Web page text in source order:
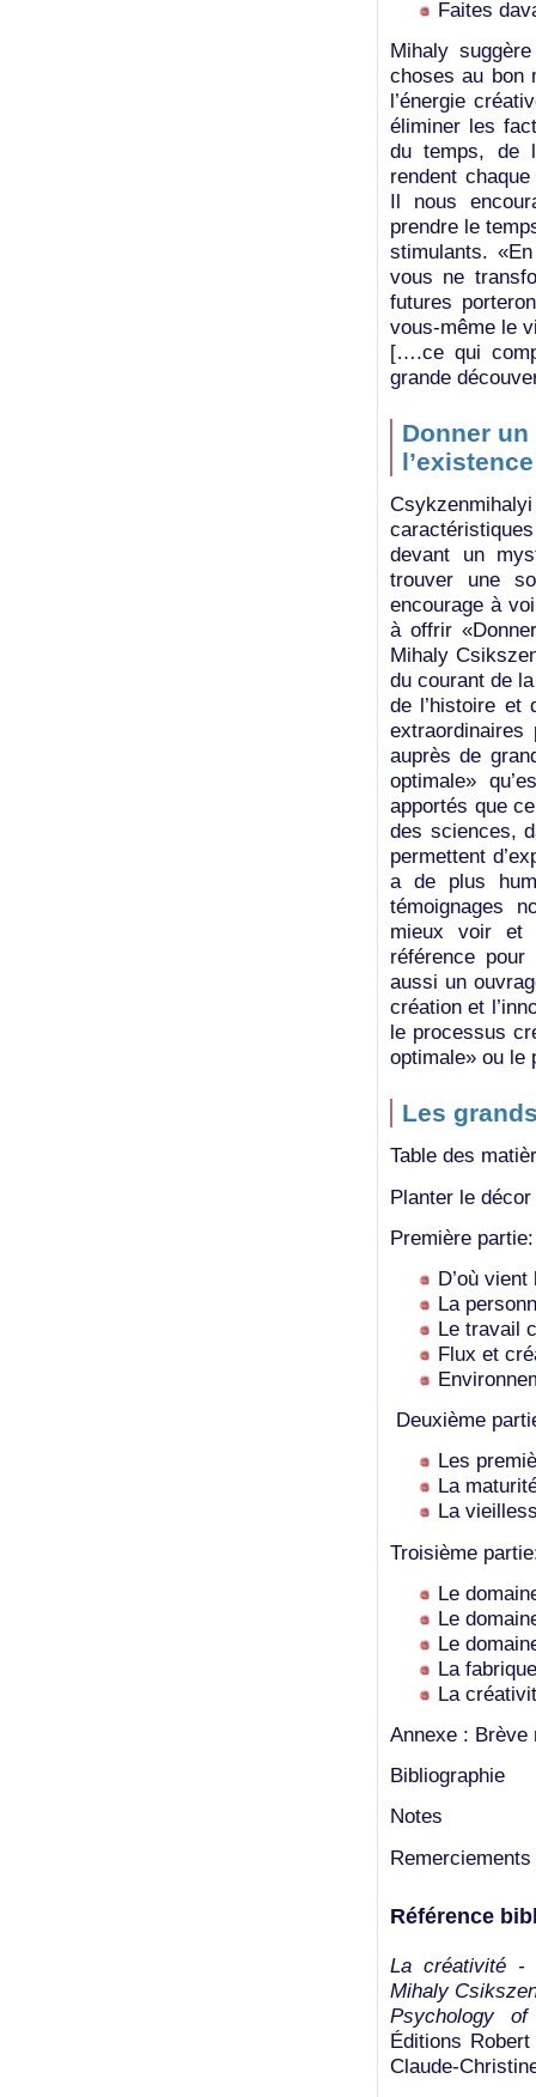
Faites
Mihaly
choses au bon
l’énergie
éliminer les
du temps, de
rendent
Il nous
prendre le
stimulants.
vous ne
futures
vous-même le
[….ce qui
grande
Donner
l’existence
devant un
trouver une
encourage à
à offrir
Mihaly
du courant de
de l’histoire et
auprès de
optimale»
apportés que
des sciences,
permettent
a de plus
témoignages
mieux voir et
référence
aussi un
création et
le processus
optimale» ou le
Les
Table des
Planter le décor
Première
D’où
La
Le travail
Flux et
Deuxième
Les
La
La
Troisième
Le
Le
Le
La
La
Annexe : Brève
Bibliographie
Notes
Remerciements
Référence
La créativité -
Mihaly
Psychology
Éditions
Claude-